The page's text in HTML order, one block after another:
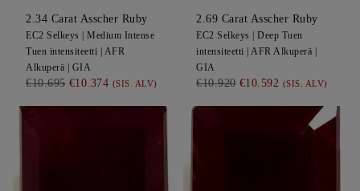
2.34 Carat Asscher Ruby
EC2 Selkeys | Medium Intense
Tuen intensiteetti | AFR
Alkuperä | GIA
€10.695 €10.374 (SIS. ALV)
2.69 Carat Asscher Ruby
EC2 Selkeys | Deep Tuen
intensiteetti | AFR Alkuperä |
GIA
€10.920 €10.592 (SIS. ALV)